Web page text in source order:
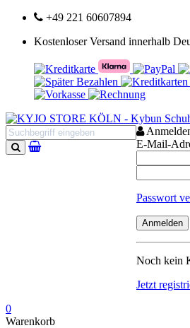
+49 221 60607894
Kostenloser Versand innerhalb
Suchen
E-Mail-
Passwort
Noch kein
Jetzt
0
Warenkorb